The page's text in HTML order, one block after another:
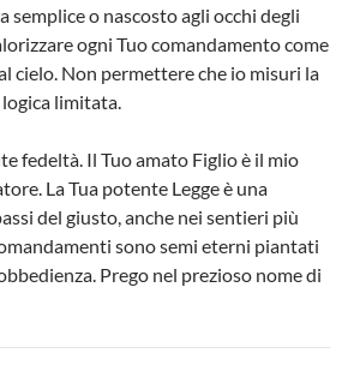
semplice o nascosto agli occhi degli
ogni Tuo comandamento come
cielo. Non permettere che io misuri la
limitata.
fedeltà. Il Tuo amato Figlio è il mio
La Tua potente Legge è una
del giusto, anche nei sentieri più
sono semi eterni piantati
Prego nel prezioso nome di